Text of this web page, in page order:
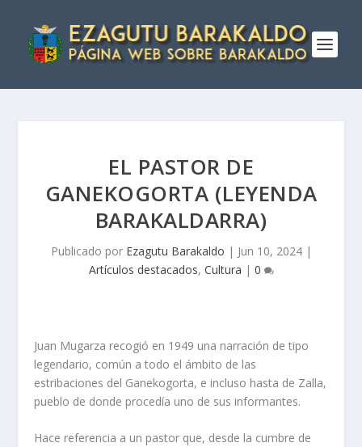
EL PASTOR DE
GANEKOGORTA (LEYENDA
BARAKALDARRA)
Publicado por Ezagutu Barakaldo | Jun 10, 2024|
Artículos destacados, Cultura | 0
Juan Mugarza recogió en 1949 una narración de tipo
legendario, común a todo el ámbito de las
estribaciones del Ganekogorta, e incluso hasta de Zalla,
pueblo de donde procedía uno de sus informantes.
Hace referencia a un pastor que, desde la cumbre de